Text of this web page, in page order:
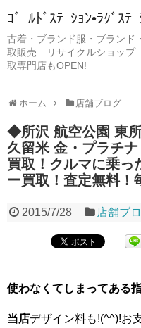
ｺﾞｰﾙﾄﾞｽﾃｰｼｮﾝ•ﾗｸﾞｽ
古着・ブランド服・ブランド
取販売 リサイクルショップ
取専門店もOPEN!
ホーム 店舗ブログ
◆所沢 航空公園 東
久留米 金・プラチ
買取！クルマに乗っ
ー買取！査定無料
2015/7/28 店舗ブ
使わなくてしまってある
当店デザイン料も!(^^)!お